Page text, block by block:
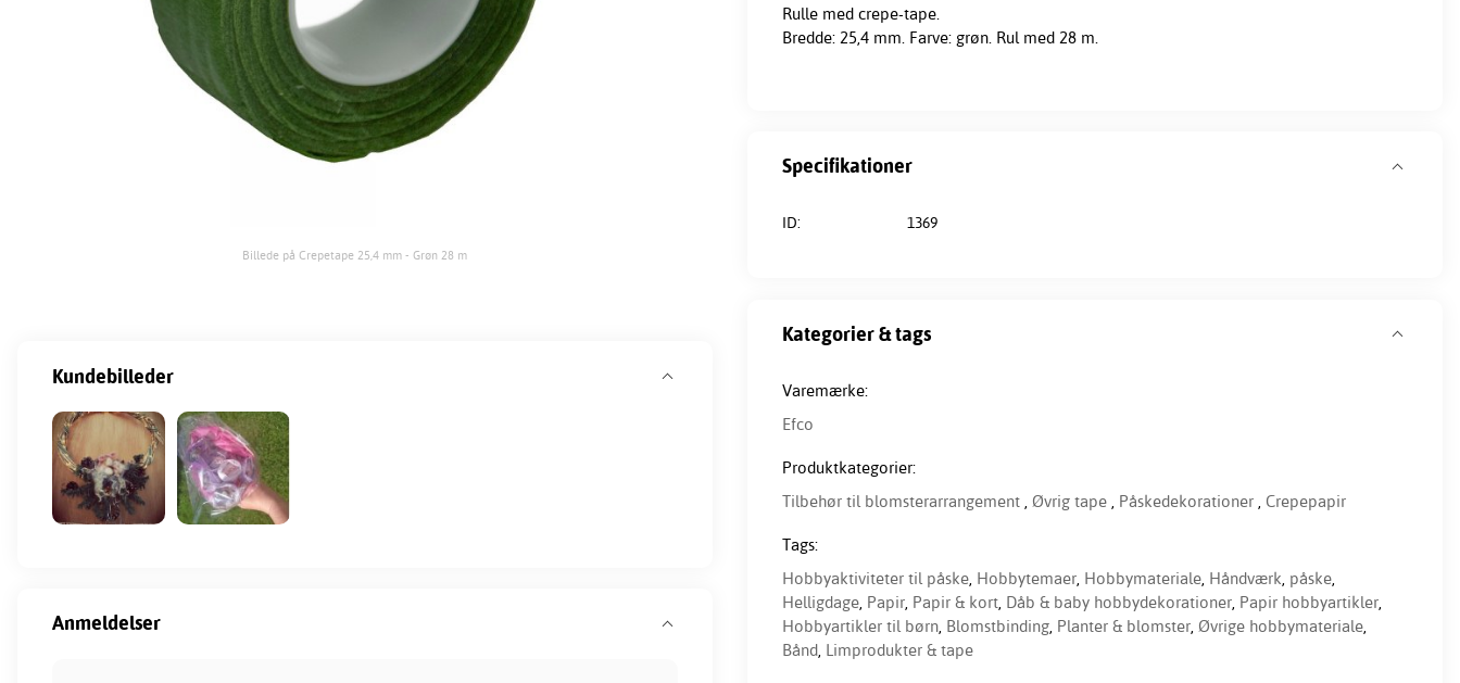
Billede på Crepetape 25,4 mm - Grøn 28 m
Rulle med crepe-tape.
Bredde: 25,4 mm. Farve: grøn. Rul med 28 m.
Specifikationer
ID: 1369
Kategorier & tags
Varemærke:
Efco
Produktkategorier:
Tilbehør til blomsterarrangement , Øvrig tape , Påskedekorationer , Crepepapir
Tags:
Hobbyaktiviteter til påske, Hobbytemaer, Hobbymateriale, Håndværk, påske,
Helligdage, Papir, Papir & kort, Dåb & baby hobbydekorationer, Papir hobbyartikler,
Hobbyartikler til børn, Blomstbinding, Planter & blomster, Øvrige hobbymateriale,
Bånd, Limprodukter & tape
Kundebilleder
Anmeldelser